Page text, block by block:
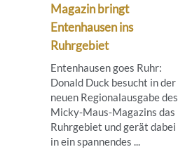
Magazin bringt
Entenhausen ins
Ruhrgebiet
Entenhausen goes Ruhr:
Donald Duck besucht in der
neuen Regionalausgabe des
Micky‑Maus‑Magazins das
Ruhrgebiet und gerät dabei
in ein spannendes ...